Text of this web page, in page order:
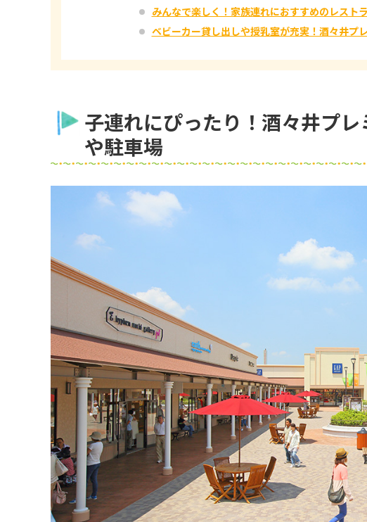
みんなで楽しく！家族連れにおすすめのレスト
ベビーカー貸し出しや授乳室が充実！酒々井プ
子連れにぴったり！酒々井プ
や駐車場